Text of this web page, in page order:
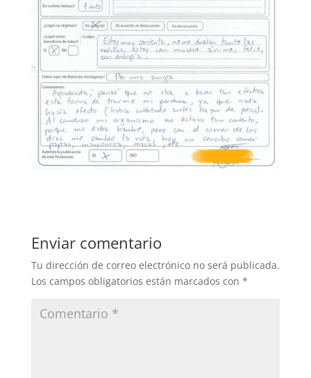
Enviar comentario
Tu dirección de correo electrónico no será publicada.
Los campos obligatorios están marcados con *